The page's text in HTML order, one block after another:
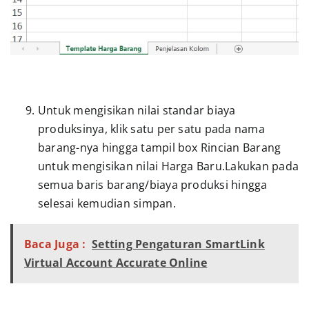
Untuk mengisikan nilai standar biaya
produksinya, klik satu per satu pada nama
barang-nya hingga tampil box Rincian Barang
untuk mengisikan nilai Harga Baru.Lakukan pada
semua baris barang/biaya produksi hingga
selesai kemudian simpan.
Baca Juga : Setting Pengaturan SmartLink
Virtual Account Accurate Online